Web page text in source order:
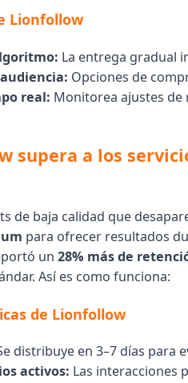
Lionfollow
La entrega gradual
Opciones de
real: Monitorea ajustes de
supera a los
de baja calidad que
para ofrecer resultados
un 28% más de
Así es como funciona:
de Lionfollow
distribuye en 3–7 días para
activos: Las interacciones